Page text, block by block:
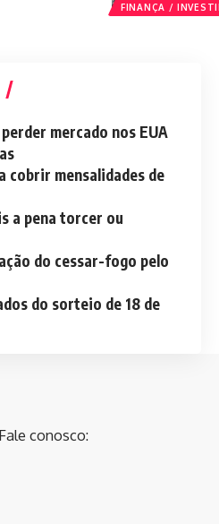
FINANÇA /
mercado nos EUA
cobrir mensalidades de
a pena torcer ou
do cessar-fogo pelo
do sorteio de 18 de
conosco: